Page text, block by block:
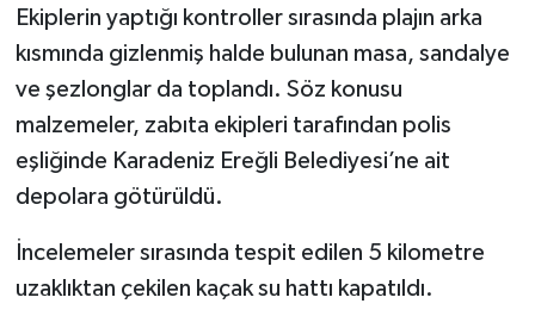
Ekiplerin yaptığı kontroller sırasında plajın arka
kısmında gizlenmiş halde bulunan masa, sandalye
ve şezlonglar da toplandı. Söz konusu
malzemeler, zabıta ekipleri tarafından polis
eşliğinde Karadeniz Ereğli Belediyesi’ne ait
depolara götürüldü.
İncelemeler sırasında tespit edilen 5 kilometre
uzaklıktan çekilen kaçak su hattı kapatıldı.